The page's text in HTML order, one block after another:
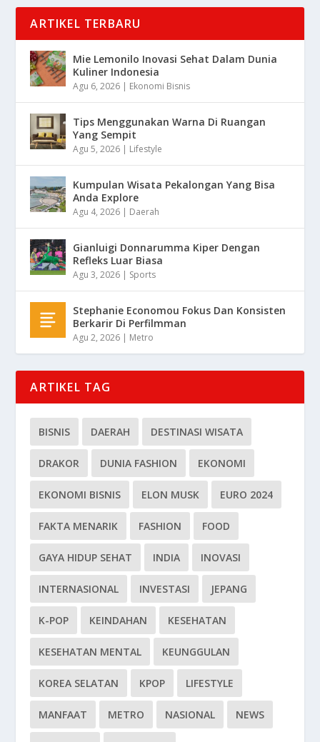
ARTIKEL TERBARU
Mie Lemonilo Inovasi Sehat Dalam Dunia
Kuliner Indonesia
Agu 6, 2026 | Ekonomi Bisnis
Tips Menggunakan Warna Di Ruangan
Yang Sempit
Agu 5, 2026 | Lifestyle
Kumpulan Wisata Pekalongan Yang Bisa
Anda Explore
Agu 4, 2026 | Daerah
Gianluigi Donnarumma Kiper Dengan
Refleks Luar Biasa
Agu 3, 2026 | Sports
Stephanie Economou Fokus Dan Konsisten
Berkarir Di Perfilmman
Agu 2, 2026 | Metro
ARTIKEL TAG
BISNIS DAERAH DESTINASI WISATA
DRAKOR DUNIA FASHION EKONOMI
EKONOMI BISNIS ELON MUSK EURO 2024
FAKTA MENARIK FASHION FOOD
GAYA HIDUP SEHAT INDIA INOVASI
INTERNASIONAL INVESTASI JEPANG
K-POP KEINDAHAN KESEHATAN
KESEHATAN MENTAL KEUNGGULAN
KOREA SELATAN KPOP LIFESTYLE
MANFAAT METRO NASIONAL NEWS